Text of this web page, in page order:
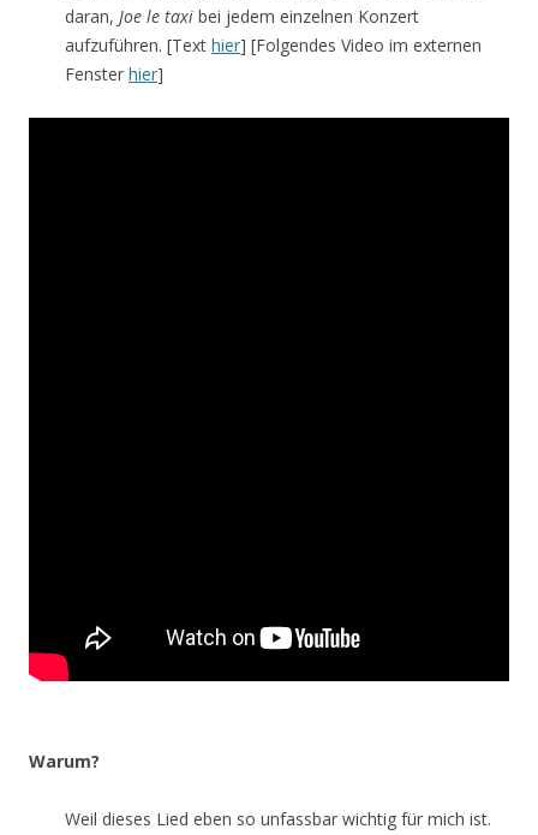
daran, Joe le taxi bei jedem einzelnen Konzert
aufzuführen. [Text hier] [Folgendes Video im externen
Fenster hier]
Warum?
Weil dieses Lied eben so unfassbar wichtig für mich ist.